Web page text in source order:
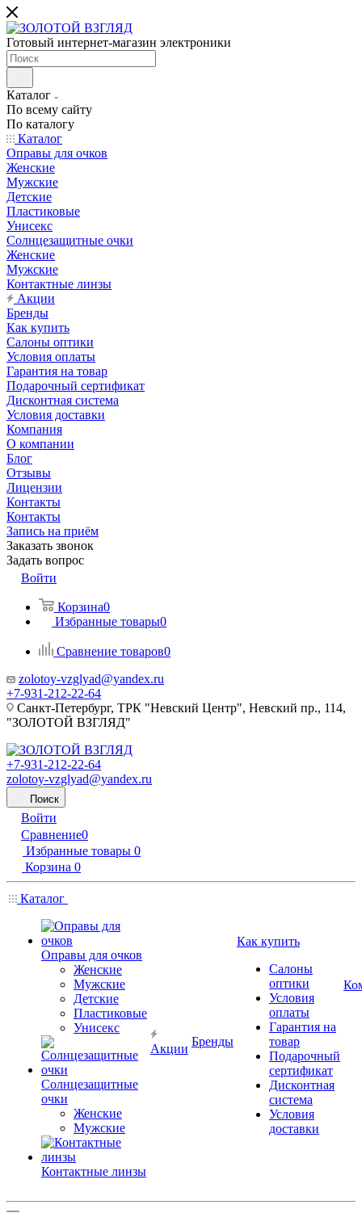
Готовый интернет-магазин электроники
Каталог
По всему сайту
По каталогу
Каталог
Оправы для очков
Женские
Мужские
Детские
Пластиковые
Унисекс
Солнцезащитные очки
Женские
Мужские
Контактные линзы
Акции
Бренды
Как купить
Салоны оптики
Условия оплаты
Гарантия на товар
Подарочный сертификат
Дисконтная система
Условия доставки
Компания
О компании
Блог
Отзывы
Лицензии
Контакты
Контакты
Запись на приём
Заказать звонок
Задать вопрос
Войти
Корзина0
Избранные товары0
Сравнение товаров0
zolotoy-vzglyad@yandex.ru
+7-931-212-22-64
Санкт-Петербург, ТРК "Невский Центр", Невский пр., 114,
"ЗОЛОТОЙ ВЗГЛЯД"
+7-931-212-22-64
zolotoy-vzglyad@yandex.ru
Поиск
Войти
Сравнение0
Избранные товары 0
Корзина 0
Каталог
Оправы для очков
Женские
Мужские
Детские
Пластиковые
Унисекс
Солнцезащитные
очки
Женские
Мужские
Контактные линзы
Акции
Бренды
Как купить
Салоны
оптики
Условия
оплаты
Гарантия на
товар
Подарочный
сертификат
Дисконтная
система
Условия
доставки